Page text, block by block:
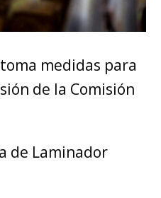
medidas para
de la Comisión
de Laminador